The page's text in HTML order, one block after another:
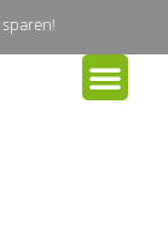
sparen!